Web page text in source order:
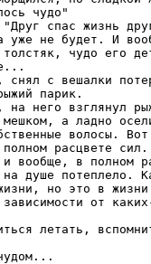
чудо"
спас жизнь
уже не будет. И
чудо его
снял с вешалки
парик.
на него взглянул
а ладно
волосы.
полном расцвете
вообще, в полном
душе потеплело.
но это в
от
летать,